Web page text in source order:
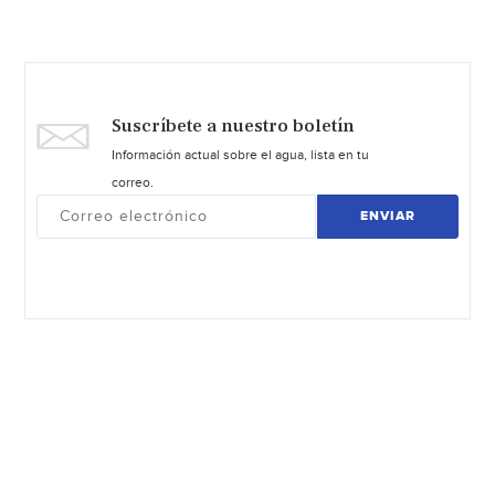
Suscríbete a nuestro boletín
Información actual sobre el agua, lista en tu
correo.
ENVIAR